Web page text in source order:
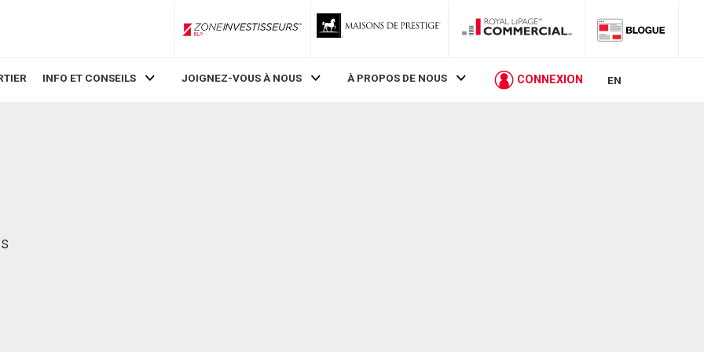
ZoneInvestisseurs RLP
INFO ET CONSEILS JOIGNEZ-VOUS À NOUS À PROPOS DE NOUS CONNEXION EN